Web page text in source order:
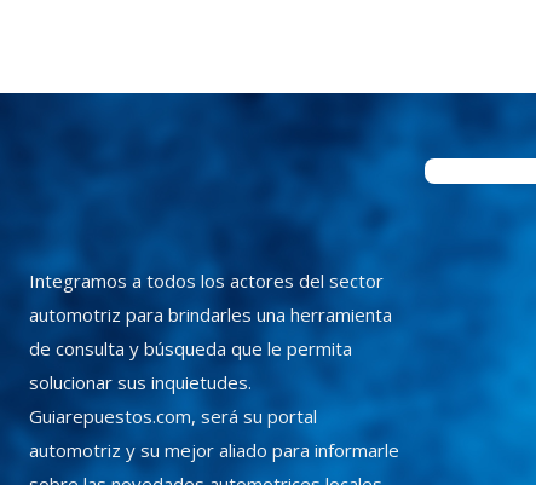
Integramos a todos los actores del sector
automotriz para brindarles una herramienta
de consulta y búsqueda que le permita
solucionar sus inquietudes.
Guiarepuestos.com, será su portal
automotriz y su mejor aliado para informarle